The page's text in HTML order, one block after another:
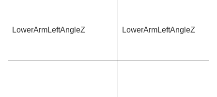
LowerArmLeftAngleZ LowerArmLeftAngleZ